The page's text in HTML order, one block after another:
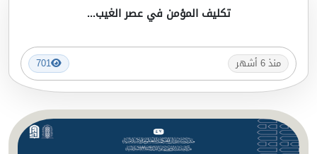
تكليف المؤمن في عصر الغيب...
منذ 6 أشهر 701